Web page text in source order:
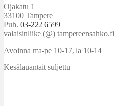
Ojakatu 1
33100 Tampere
Puh. 03-222 6599
valaisinliike (@) tampereensahko.fi
Avoinna ma-pe 10-17, la 10-14
Kesälauantait suljettu